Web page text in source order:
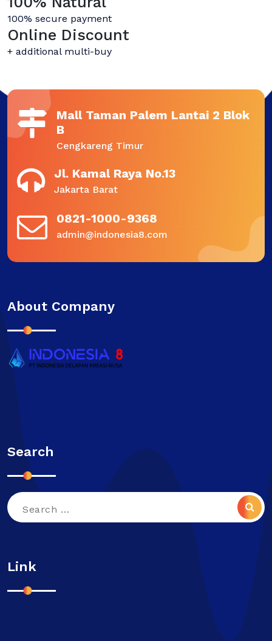
100% secure payment
Online Discount
+ additional multi-buy
Mall Taman Palem Lantai 2 Blok
B
Cengkareng Timur
Jl. Kamal Raya No.13
Jakarta Barat
0821-1000-9368
admin@indonesia8.com
About Company
Search
Search
Link